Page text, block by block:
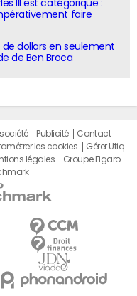
III est catégorique :
faire
de dollars en seulement
de Ben Broca
société Publicité
Contact
les cookies
Gérer Utiq
légales
Groupe Figaro